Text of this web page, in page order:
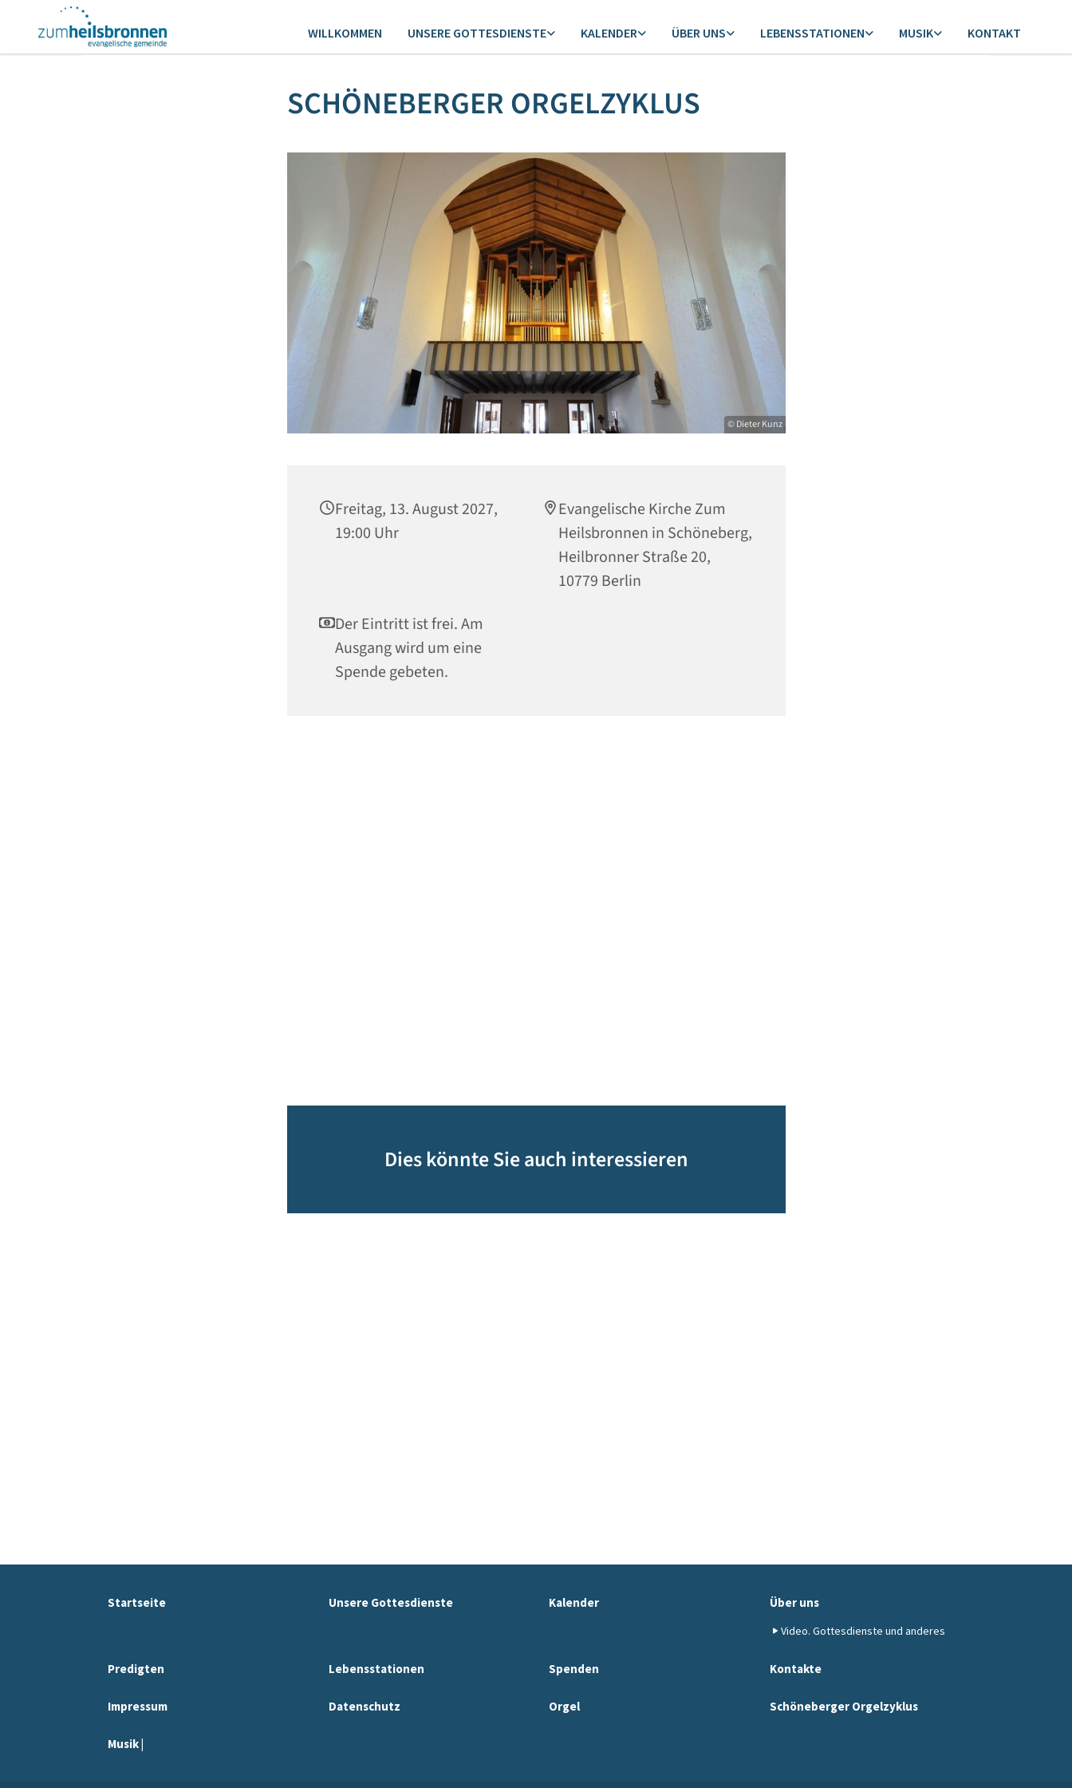
WILLKOMMEN UNSERE GOTTESDIENSTE KALENDER ÜBER UNS LEBENSSTATIONEN MUSIK KONTAKT
SCHÖNEBERGER ORGELZYKLUS
© Dieter Kunz
Freitag, 13. August 2027,
19:00 Uhr
Evangelische Kirche Zum
Heilsbronnen in Schöneberg,
Heilbronner Straße 20,
10779 Berlin
Der Eintritt ist frei. Am
Ausgang wird um eine
Spende gebeten.
Dies könnte Sie auch interessieren
Startseite Unsere Gottesdienste Kalender Über uns
Video. Gottesdienste und anderes
Predigten Lebensstationen Spenden Kontakte
Impressum Datenschutz Orgel Schöneberger Orgelzyklus
Musik |